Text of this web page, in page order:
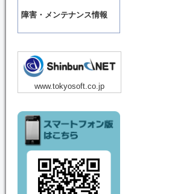
障害・メンテナンス情報
www.tokyosoft.co.jp